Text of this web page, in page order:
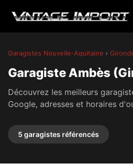
Garagistes Nouvelle-Aquitaine ›
Garagiste Ambès
Découvrez les meilleurs
Google, adresses et horaires
5 garagistes référencés